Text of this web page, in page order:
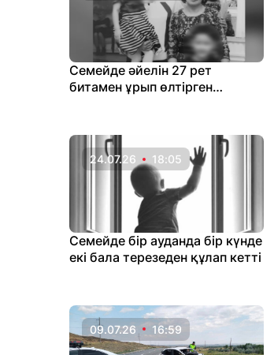
Семейде әйелін 27 рет
битамен ұрып өлтірген
24.07.26 18:05
Семейде бір ауданда бір күнде
екі бала терезеден құлап кетті
09.07.26 16:59